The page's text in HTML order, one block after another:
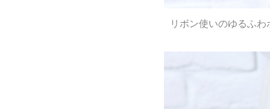
リボン使いのゆるふ